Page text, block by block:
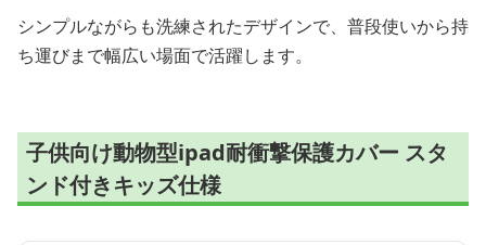
シンプルながらも洗練されたデザインで、普段使いから持
ち運びまで幅広い場面で活躍します。
子供向け動物型ipad耐衝撃保護カバー スタ
ンド付きキッズ仕様